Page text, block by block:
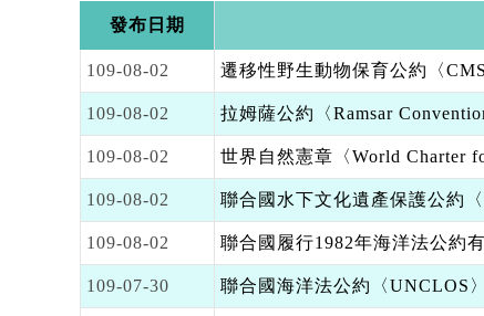
發布日期
109-08-02 遷移性野生動物保育公約〈
109-08-02 拉姆薩公約〈Ramsar
109-08-02 世界自然憲章〈World Charter
109-08-02 聯合國水下文化遺產保護公約
109-08-02 聯合國履行1982年海洋法公約
109-07-30 聯合國海洋法公約〈UNCLOS